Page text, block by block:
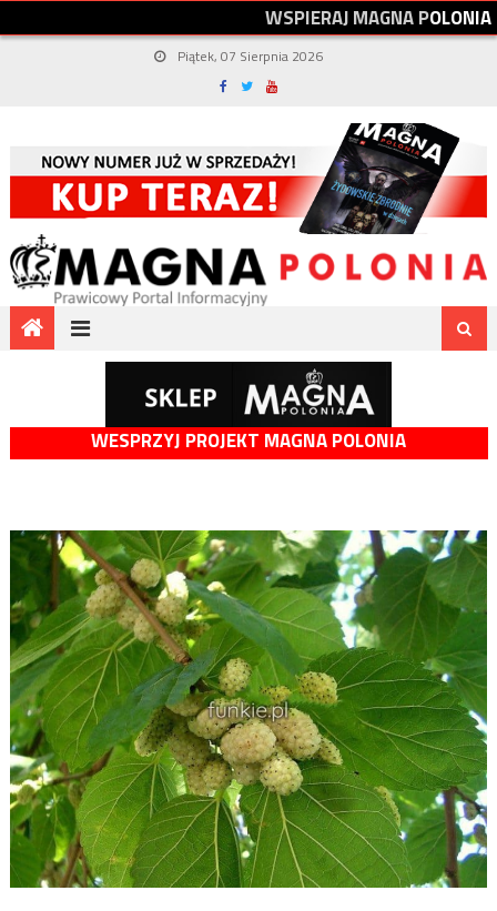
WSPIERAJMAGNAPOLONIA
Piątek, 07 Sierpnia 2026
WESPRZYJ PROJEKT MAGNA POLONIA